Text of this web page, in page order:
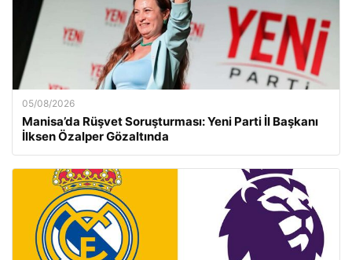
05/08/2026
Manisa’da Rüşvet Soruşturması: Yeni Parti İl Başkanı
İlksen Özalper Gözaltında